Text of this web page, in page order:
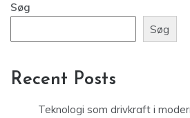
Søg
Søg
Recent Posts
Teknologi som drivkraft i